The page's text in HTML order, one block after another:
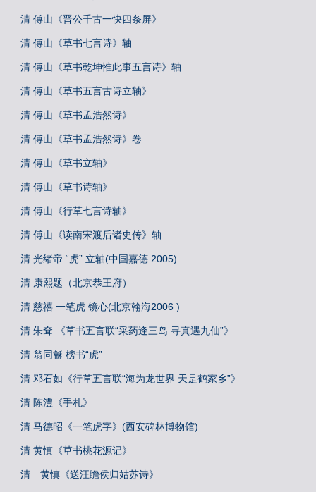
清 傅山《晋公千古一快四条屏》
清 傅山《草书七言诗》轴
清 傅山《草书乾坤惟此事五言诗》轴
清 傅山《草书五言古诗立轴》
清 傅山《草书孟浩然诗》
清 傅山《草书孟浩然诗》卷
清 傅山《草书立轴》
清 傅山《草书诗轴》
清 傅山《行草七言诗轴》
清 傅山《读南宋渡后诸史传》轴
清 光绪帝 “虎” 立轴(中国嘉德 2005)
清 康熙题（北京恭王府）
清 慈禧 一笔虎 镜心(北京翰海2006 )
清 朱耷 《草书五言联“采药逢三岛 寻真遇九仙”》
清 翁同龢 榜书“虎”
清 邓石如《行草五言联“海为龙世界 天是鹤家乡”》
清 陈澧《手札》
清 马德昭《一笔虎字》(西安碑林博物馆)
清 黄慎《草书桃花源记》
清 黄慎《送汪瞻侯归姑苏诗》